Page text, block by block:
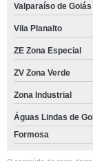
Valparaíso de Goiás
Vila Planalto
ZE Zona Especial
ZV Zona Verde
Zona Industrial
Águas Lindas de
Formosa